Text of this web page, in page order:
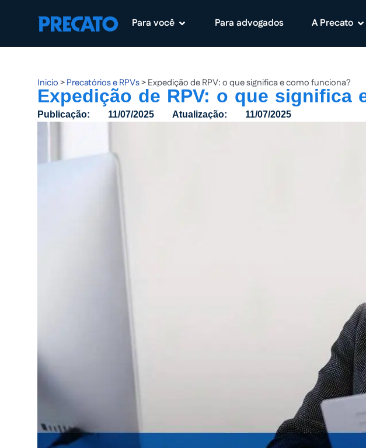
para
Para você Para advogados A Precato
Inicio>Precatórios e RPVs>Expedição de RPV: o que significa e como funciona?
Expedição de RPV: o que significa
Publicação: 11/07/2025 Atualização: 11/07/2025